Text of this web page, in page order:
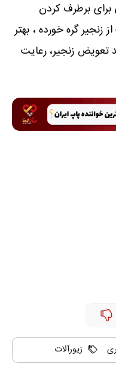
برطرف کردن
گره خورده ، بهتر
تعویض زنجیر، رعایت
زیورآلات